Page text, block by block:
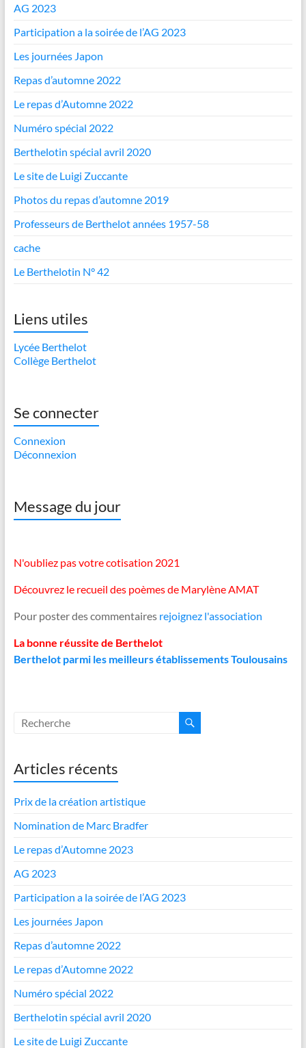
AG 2023
Participation a la soirée de l’AG 2023
Les journées Japon
Repas d’automne 2022
Le repas d’Automne 2022
Numéro spécial 2022
Berthelotin spécial avril 2020
Le site de Luigi Zuccante
Photos du repas d’automne 2019
Professeurs de Berthelot années 1957-58
cache
Le Berthelotin N° 42
Liens utiles
Lycée Berthelot
Collège Berthelot
Se connecter
Connexion
Déconnexion
Message du jour
N'oubliez pas votre cotisation 2021
Découvrez le recueil des poèmes de Marylène AMAT
Pour poster des commentaires rejoignez l'association
La bonne réussite de Berthelot
Berthelot parmi les meilleurs établissements Toulousains
Articles récents
Prix de la création artistique
Nomination de Marc Bradfer
Le repas d’Automne 2023
AG 2023
Participation a la soirée de l’AG 2023
Les journées Japon
Repas d’automne 2022
Le repas d’Automne 2022
Numéro spécial 2022
Berthelotin spécial avril 2020
Le site de Luigi Zuccante